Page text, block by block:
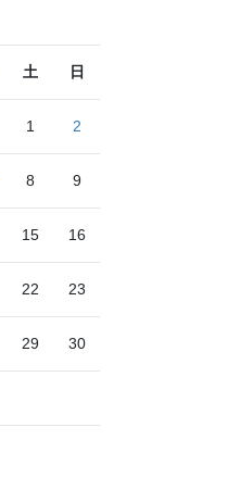
土 日
1 2
8 9
15 16
22 23
29 30